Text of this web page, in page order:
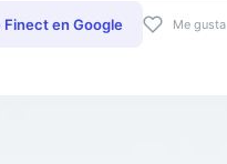
Me gusta
Finect en Google